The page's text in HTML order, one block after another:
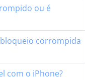
ou é
corrompida
com o iPhone?